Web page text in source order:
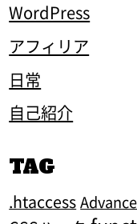
WordPress
アフィリア
日常
自己紹介
TAG
.htaccess